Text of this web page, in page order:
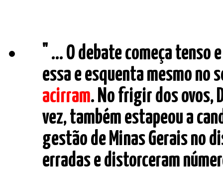
" ... O debate começa tenso
essa e esquenta mesmo no
acirram. No frigir dos ovos,
vez, também estapeou a
gestão de Minas Gerais no
erradas e distorceram